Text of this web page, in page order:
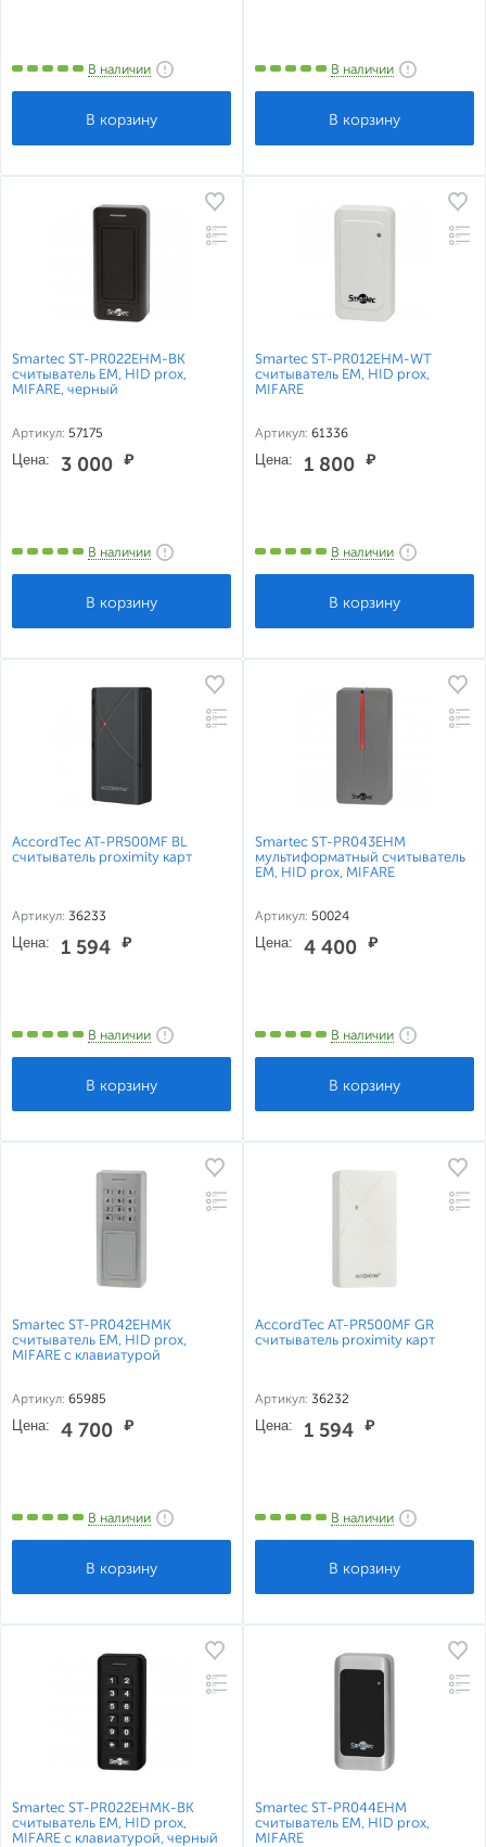
В наличии В наличии
Smartec ST-PR022EHM-BK
считыватель EM, HID prox,
MIFARE, черный
Артикул: 57175
Цена: 3 000 ₽
В наличии
Smartec ST-PR012EHM-WT
считыватель EM, HID prox,
MIFARE
Артикул: 61336
Цена: 1 800 ₽
В наличии
AccordTec AT-PR500MF BL
cчитыватель proximity карт
Артикул: 36233
Цена: 1 594 ₽
В наличии
Smartec ST-PR043EHM
мультиформатный считыватель
EM, HID prox, MIFARE
Артикул: 50024
Цена: 4 400 ₽
В наличии
Smartec ST-PR042EHMK
считыватель EM, HID prox,
MIFARE с клавиатурой
Артикул: 65985
Цена: 4 700 ₽
В наличии
AccordTec AT-PR500MF GR
считыватель proximity карт
Артикул: 36232
Цена: 1 594 ₽
В наличии
Smartec ST-PR022EHMK-BK
считыватель EM, HID prox,
MIFARE с клавиатурой, черный
Smartec ST-PR044EHM
считыватель EM, HID prox,
MIFARE